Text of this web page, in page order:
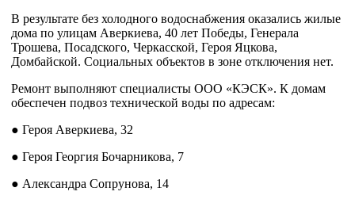
В результате без холодного водоснабжения оказались жилые
дома по улицам Аверкиева, 40 лет Победы, Генерала
Трошева, Посадского, Черкасской, Героя Яцкова,
Домбайской. Социальных объектов в зоне отключения нет.
Ремонт выполняют специалисты ООО «КЭСК». К домам
обеспечен подвоз технической воды по адресам:
● Героя Аверкиева, 32
● Героя Георгия Бочарникова, 7
● Александра Сопрунова, 14